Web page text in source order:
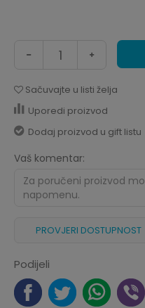
Sačuvajte u listi želja
Uporedi proizvod
Dodaj proizvod u gift listu
Vaš komentar:
PROVJERI DOSTUPNOST
Podijeli